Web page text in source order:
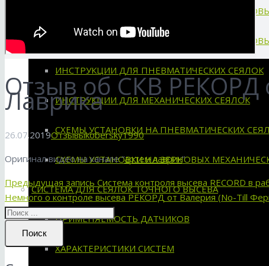
ХАРАКТЕРИСТИКИ СКВ «RECORD» ДЛЯ
ХАРАКТЕРИСТИКИ СКВ «RECORD» ДЛЯ
ИНСТРУКЦИИ ДЛЯ ПНЕВМАТИЧЕСКИХ СЕЯЛОК
ИНСТРУКЦИИ ДЛЯ МЕХАНИЧЕСКИХ СЕЯЛОК
СХЕМЫ УСТАНОВКИ НА ПНЕВМАТИЧЕСКИХ
СХЕМЫ УСТАНОВКИ НА ЗЕРНОВЫХ
СИСТЕМА ДЛЯ СЕЯЛОК ТОЧНОГО ВЫСЕВА
ПРИМЕНЯЕМОСТЬ ДАТЧИКОВ
ХАРАКТЕРИСТИКИ СИСТЕМ
Отзыв об СКВ РЕКОРД
Лаврика
26.07.2019Отзывыkobersky1990
Оригинал видео на канале “артем лаврик“
Предыдущая запись Система контроля высева RECORD в
Немного о контроле высева РЕКОРД от Валерия (No-Till
Поиск